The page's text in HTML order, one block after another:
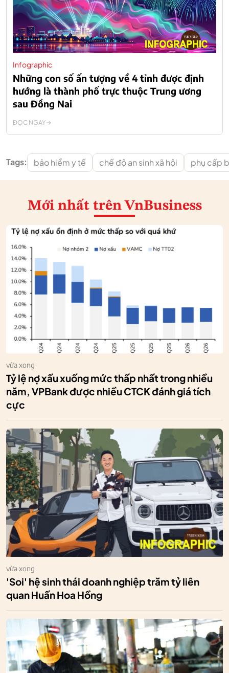
Infographic
Những con số ấn tượng về 4 tỉnh được định
hướng là thành phố trực thuộc Trung ương
sau Đồng Nai
ĐỌC NGAY
Tags: bảo hiểm y tế chế độ an sinh xã hội phụ cấp
Mới nhất trên VnBusiness
vừa xong
Tỷ lệ nợ xấu xuống mức thấp nhất trong nhiều
năm, VPBank được nhiều CTCK đánh giá tích
cực
vừa xong
'Soi' hệ sinh thái doanh nghiệp trăm tỷ liên
quan Huấn Hoa Hồng